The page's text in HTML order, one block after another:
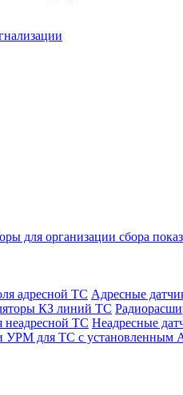
для организации сбора
адресной ТС Адресные
КЗ линий ТС
неадресной ТС Неадресные
УРМ для ТС с